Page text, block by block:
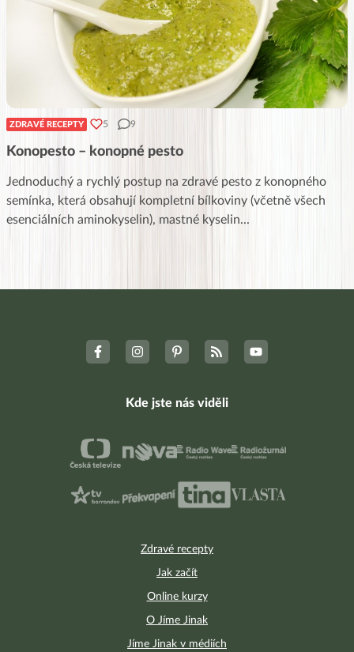
ZDRAVÉ RECEPTY 5 9
Konopesto – konopné pesto
Jednoduchý a rychlý postup na zdravé pesto z konopného
semínka, která obsahují kompletní bílkoviny (včetně všech
esenciálních aminokyselin), mastné kyselin...
Zdravé recepty
Jak začít
Online kurzy
O Jíme Jinak
Jíme Jinak v médiích
Kde jste nás viděli